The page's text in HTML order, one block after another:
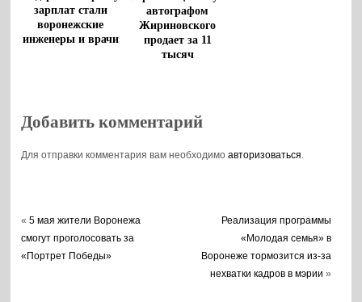
зарплат стали
воронежские
инженеры и врачи
автографом
Жириновского
продает за 11
тысяч
Добавить комментарий
Для отправки комментария вам необходимоавторизоваться.
«5 мая жители Воронежа
смогут проголосовать за
«Портрет Победы»
Реализация программы
«Молодая семья» в
Воронеже тормозится из-за
нехватки кадров в мэрии »